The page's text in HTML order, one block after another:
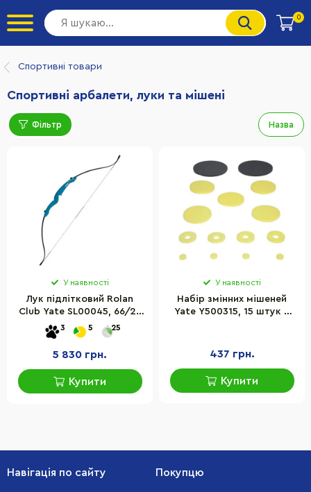
0
Спортивні товари
Спортивні арбалети, луки та мішені
Фільтр Назва
У наявності
Лук підлітковий Rolan
Club Yate SL00045, 66/26
сила натягу 11,8 кг
3 5 25
5 830 грн.
Купити
У наявності
Набір змінних мішеней
Yate Y500315, 15 штук у
437 грн.
Купити
Навігація по сайту Покупцю